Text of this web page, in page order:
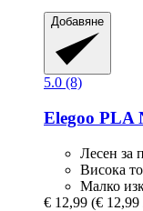
Добавяне
5.0 (8)
Elegoo PLA
Лесен за
Висока
Малко
€ 12,99 (€ 12,99